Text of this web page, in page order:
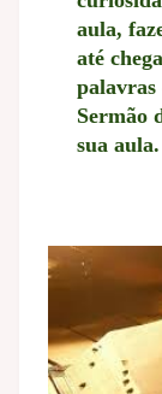
aula,
até
palavras
Sermão
sua